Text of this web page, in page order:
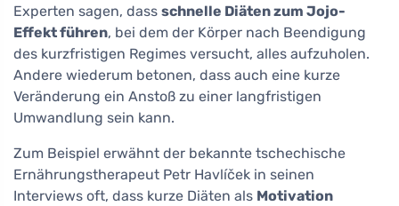
Experten sagen, dass schnelle Diäten zum Jojo-
Effekt führen, bei dem der Körper nach Beendigung
des kurzfristigen Regimes versucht, alles aufzuholen.
Andere wiederum betonen, dass auch eine kurze
Veränderung ein Anstoß zu einer langfristigen
Umwandlung sein kann.
Zum Beispiel erwähnt der bekannte tschechische
Ernährungstherapeut Petr Havlíček in seinen
Interviews oft, dass kurze Diäten als Motivation